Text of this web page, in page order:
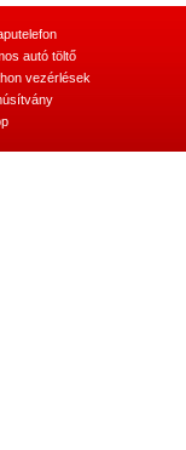
autó töltő
vezérlések